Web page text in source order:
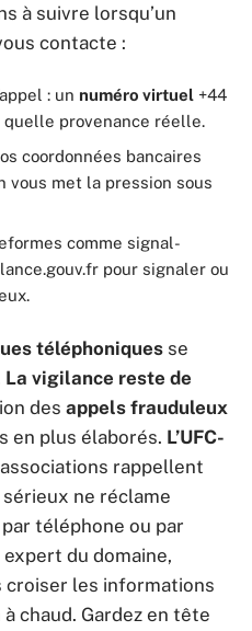
à suivre lorsqu’un
contacte :
: un numéro virtuel +44
quelle provenance réelle.
coordonnées bancaires
vous met la pression sous
comme signal-
pour signaler ou
téléphoniques se
La vigilance reste de
des appels frauduleux
en plus élaborés. L’UFC-
rappellent
ne réclame
téléphone ou par
expert du domaine,
croiser les informations
chaud. Gardez en tête